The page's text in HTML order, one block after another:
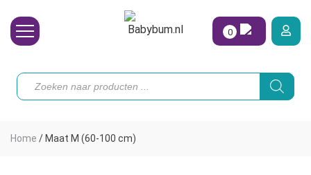
Toebehoren
0
Producten
zoeken
Home / Maat M (60-100 cm)